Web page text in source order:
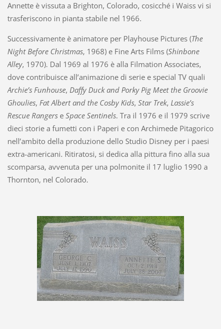
Annette è vissuta a Brighton, Colorado, cosicché i Waiss vi si
trasferiscono in pianta stabile nel 1966.
Successivamente è animatore per Playhouse Pictures (The
Night Before Christmas, 1968) e Fine Arts Films (Shinbone
Alley, 1970). Dal 1969 al 1976 è alla Filmation Associates,
dove contribuisce all’animazione di serie e special TV quali
Archie’s Funhouse, Daffy Duck and Porky Pig Meet the Groovie
Ghoulies, Fat Albert and the Cosby Kids, Star Trek, Lassie’s
Rescue Rangerse Space Sentinels. Tra il 1976 e il 1979 scrive
dieci storie a fumetti con i Paperi e con Archimede Pitagorico
nell’ambito della produzione dello Studio Disney per i paesi
extra-americani. Ritiratosi, si dedica alla pittura fino alla sua
scomparsa, avvenuta per una polmonite il 17 luglio 1990 a
Thornton, nel Colorado.